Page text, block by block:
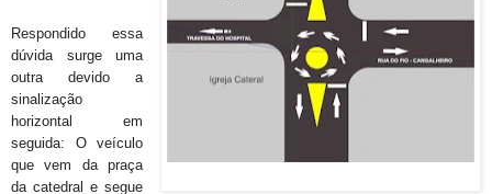
Respondido essa
dúvida surge uma
outra devido a
sinalização
horizontal em
seguida: O veículo
que vem da praça
da catedral e segue